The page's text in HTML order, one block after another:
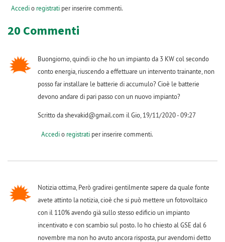
Accedio registratiper inserire commenti.
20 Commenti
Buongiorno, quindi io che ho un impianto da 3 KW col secondo
conto energia, riuscendo a effettuare un intervento trainante, non
posso far installare le batterie di accumulo? Cioè le batterie
devono andare di pari passo con un nuovo impianto?
Scritto da shevakid@gmail.com il Gio, 19/11/2020 - 09:27
Accedio registratiper inserire commenti.
Notizia ottima, Però gradirei gentilmente sapere da quale fonte
avete attinto la notizia, cioè che si può mettere un fotovoltaico
con il 110% avendo già sullo stesso edificio un impianto
incentivato e con scambio sul posto. Io ho chiesto al GSE dal 6
novembre ma non ho avuto ancora risposta, pur avendomi detto